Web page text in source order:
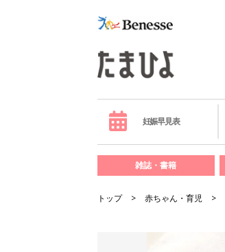
妊娠早見表
雑誌・書籍
トップ 赤ちゃん・育児